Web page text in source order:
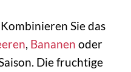
Kombinieren Sie das
, Bananen oder
Die fruchtige